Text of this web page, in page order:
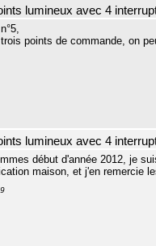
lumineux avec 4
points de commande, on
lumineux avec 4
début d'année 2012, je
maison, et j'en remercie